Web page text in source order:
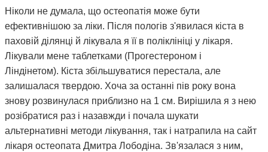
Ніколи не думала, що остеопатія може бути
ефективнішою за ліки. Після пологів з'явилася кіста в
паховій ділянці й лікувала я її в поліклініці у лікаря.
Лікували мене таблетками (Прогестероном і
Ліндінетом). Кіста збільшуватися перестала, але
залишалася твердою. Хоча за останні пів року вона
знову розвинулася приблизно на 1 см. Вирішила я з нею
розібратися раз і назавжди і почала шукати
альтернативні методи лікування, так і натрапила на сайт
лікаря остеопата Дмитра Лободіна. Зв'язалася з ним,